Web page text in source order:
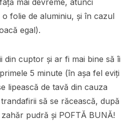
mai devreme, atunci
folie de aluminiu, și în cazul
egal).
din cuptor și ar fi mai bine să îi
5 minute (în așa fel eviți
lipească de tavă din cauza
să se răcească, după
pudră și POFTĂ BUNĂ!